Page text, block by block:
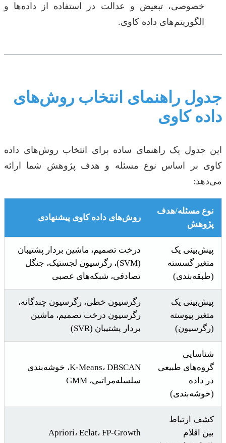
خصوصی، تبعیض و عدالت در استفاده از داده‌ها و
الگوریتم‌های داده کاوی.
جدول راهنمای انتخاب روش‌های
داده کاوی
این جدول یک راهنمای ساده برای انتخاب روش‌های داده
کاوی بر اساس نوع مسئله و هدف پژوهش شما ارائه
می‌دهد:
نوع مسئله/هدف
پژوهش
روش‌های داده کاوی پیشنهادی
پیش‌بینی یک
متغیر گسسته
(طبقه‌بندی)
درخت تصمیم، ماشین بردار پشتیبان
(SVM)، رگرسیون لجستیک، جنگل
تصادفی، شبکه‌های عصبی
پیش‌بینی یک
متغیر پیوسته
(رگرسیون)
رگرسیون خطی، رگرسیون چندگانه،
رگرسیون درخت تصمیم، ماشین
بردار پشتیبان (SVR)
شناسایی
گروه‌های طبیعی
در داده
(خوشه‌بندی)
K-Means، DBSCAN، خوشه‌بندی
سلسله‌مراتبی، GMM
کشف ارتباط
بین اقلام
Apriori، Eclat، FP-Growth